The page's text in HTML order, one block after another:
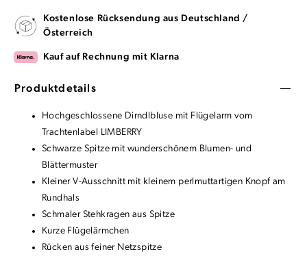
Kostenlose Rücksendung aus Deutschland /
Österreich
Kauf auf Rechnung mit Klarna
Produktdetails
Hochgeschlossene Dirndlbluse mit Flügelarm vom
Trachtenlabel LIMBERRY
Schwarze Spitze mit wunderschönem Blumen- und
Blättermuster
Kleiner V-Ausschnitt mit kleinem perlmuttartigen Knopf am
Rundhals
Schmaler Stehkragen aus Spitze
Kurze Flügelärmchen
Rücken aus feiner Netzspitze